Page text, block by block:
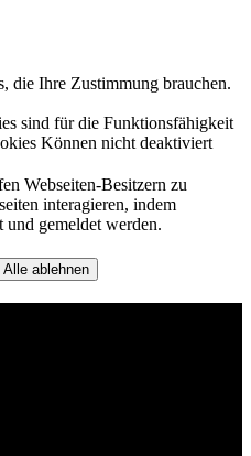
die Ihre Zustimmung brauchen.
sind für die Funktionsfähigkeit
Können nicht deaktiviert
Webseiten-Besitzern zu
interagieren, indem
und gemeldet werden.
Alle ablehnen